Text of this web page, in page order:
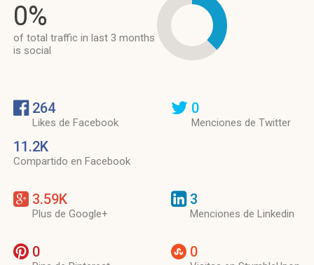
0%
of total traffic in last 3 months
is social
264
Likes de Facebook
11.2K
Compartido en Facebook
0
Menciones de Twitter
3.59K
Plus de Google+
3
Menciones de Linkedin
0 0